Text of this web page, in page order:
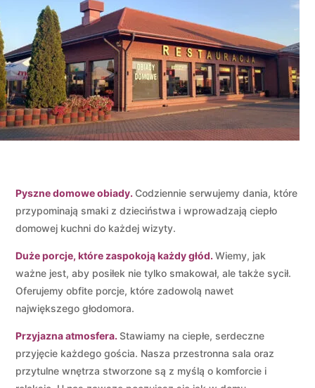
Pyszne domowe obiady. Codziennie serwujemy dania, które
przypominają smaki z dzieciństwa i wprowadzają ciepło
domowej kuchni do każdej wizyty.
Duże porcje, które zaspokoją każdy głód.Wiemy, jak
ważne jest, aby posiłek nie tylko smakował, ale także sycił.
Oferujemy obfite porcje, które zadowolą nawet
największego głodomora.
Przyjazna atmosfera.Stawiamy na ciepłe, serdeczne
przyjęcie każdego gościa. Nasza przestronna sala oraz
przytulne wnętrza stworzone są z myślą o komforcie i